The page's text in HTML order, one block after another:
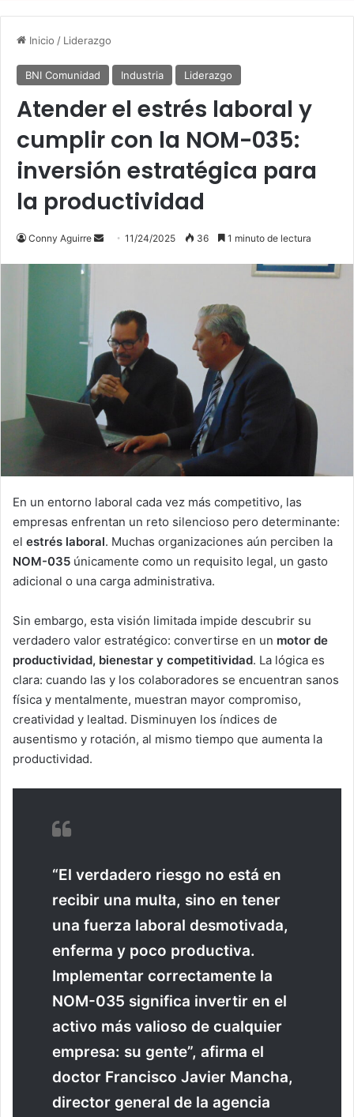
Inicio / Liderazgo
BNI Comunidad Industria Liderazgo
Atender el estrés laboral y
cumplir con la NOM-035:
inversión estratégica para
la productividad
Conny Aguirre
Send11/24/2025 36 1 minuto de lectura
En un entorno laboral cada vez más competitivo, las
empresas enfrentan un reto silencioso pero determinante:
el estrés laboral. Muchas organizaciones aún perciben la
NOM-035 únicamente como un requisito legal, un gasto
adicional o una carga administrativa.
Sin embargo, esta visión limitada impide descubrir su
verdadero valor estratégico: convertirse en un motor de
productividad, bienestar y competitividad. La lógica es
clara: cuando las y los colaboradores se encuentran sanos
física y mentalmente, muestran mayor compromiso,
creatividad y lealtad. Disminuyen los índices de
ausentismo y rotación, al mismo tiempo que aumenta la
productividad.
“El verdadero riesgo no está en
recibir una multa, sino en tener
una fuerza laboral desmotivada,
enferma y poco productiva.
Implementar correctamente la
NOM-035 significa invertir en el
activo más valioso de cualquier
empresa: su gente”, afirma el
doctor Francisco Javier Mancha,
director general de la agencia